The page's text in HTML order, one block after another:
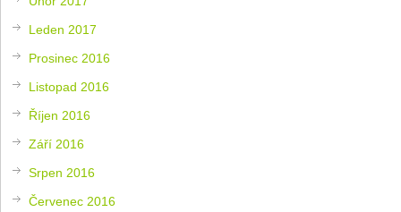
Leden 2017
Prosinec 2016
Listopad 2016
Říjen 2016
Září 2016
Srpen 2016
Červenec 2016